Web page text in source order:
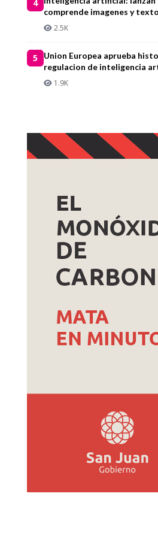
4
comprende imagenes y
2.5K
5
Union Europea aprueba
regulacion de inteligencia
1.9K